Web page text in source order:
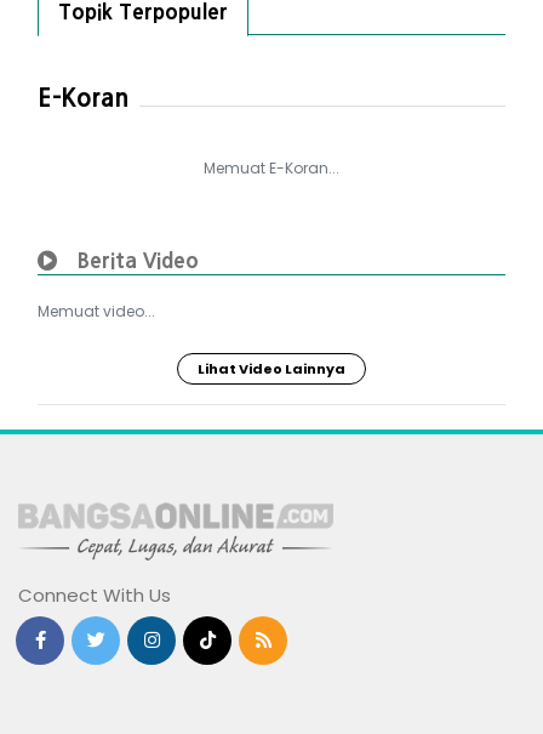
Topik Terpopuler
E-Koran
Memuat E-Koran...
Berita Video
Memuat video...
Lihat Video Lainnya
Connect With Us